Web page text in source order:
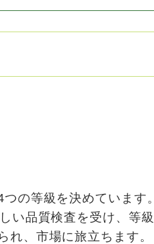
の等級を決めています
い品質検査を受け、等
れ、市場に旅立ちます。